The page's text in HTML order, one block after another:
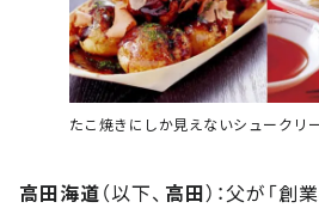
たこ焼きにしか見えないシュークリ
高田海道（以下、 高田）：父が「